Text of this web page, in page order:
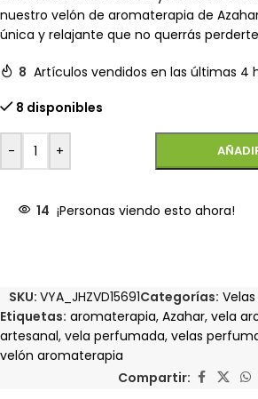
nuestro velón de aromaterapia de
única y relajante que no querrás
8 Artículos vendidos en las últimas 4
8 disponibles
- +
14 ¡Personas viendo esto ahora!
SKU: VYA_JHZVD15691Categorías:
Etiquetas: aromaterapia, Azahar, vela
artesanal, vela perfumada, velas
velón aromaterapia
Compartir: